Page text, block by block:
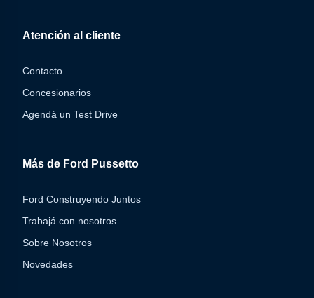
Atención al cliente
Contacto
Concesionarios
Agendá un Test Drive
Más de Ford Pussetto
Ford Construyendo Juntos
Trabajá con nosotros
Sobre Nosotros
Novedades